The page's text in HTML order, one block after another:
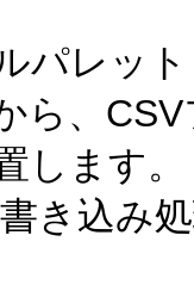
パレッ
ら、
します。
き込み